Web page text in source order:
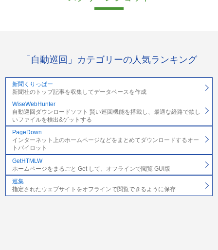
「自動巡回」カテゴリーの人気ランキング
新聞くりっぱー
新聞社のトップ記事を収集してデータベースを作成
WiseWebHunter
自動巡回ダウンロードソフト 賢い巡回機能を搭載し、最適な経路で欲し
いファイルを検出&ゲットする
PageDown
インターネット上のホームページなどをまとめてダウンロードするオー
トパイロット
GetHTMLW
ホームページをまるごと Get して、オフラインで閲覧 GUI版
巡集
指定されたウェブサイトをオフラインで閲覧できるように保存